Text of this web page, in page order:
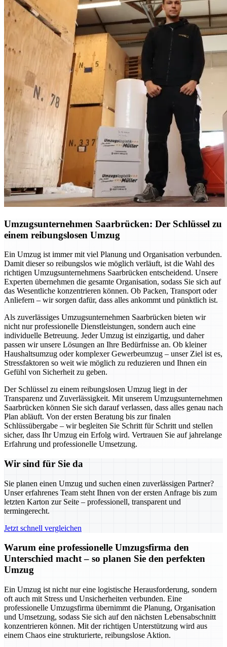
Umzugsunternehmen Saarbrücken: Der Schlüssel zu
einem reibungslosen Umzug
Ein Umzug ist immer mit viel Planung und Organisation verbunden.
Damit dieser so reibungslos wie möglich verläuft, ist die Wahl des
richtigen Umzugsunternehmens Saarbrücken entscheidend. Unsere
Experten übernehmen die gesamte Organisation, sodass Sie sich auf
das Wesentliche konzentrieren können. Ob Packen, Transport oder
Anliefern – wir sorgen dafür, dass alles ankommt und pünktlich ist.
Als zuverlässiges Umzugsunternehmen Saarbrücken bieten wir
nicht nur professionelle Dienstleistungen, sondern auch eine
individuelle Betreuung. Jeder Umzug ist einzigartig, und daher
passen wir unsere Lösungen an Ihre Bedürfnisse an. Ob kleiner
Haushaltsumzug oder komplexer Gewerbeumzug – unser Ziel ist es,
Stressfaktoren so weit wie möglich zu reduzieren und Ihnen ein
Gefühl von Sicherheit zu geben.
Der Schlüssel zu einem reibungslosen Umzug liegt in der
Transparenz und Zuverlässigkeit. Mit unserem Umzugsunternehmen
Saarbrücken können Sie sich darauf verlassen, dass alles genau nach
Plan abläuft. Von der ersten Beratung bis zur finalen
Schlüssübergabe – wir begleiten Sie Schritt für Schritt und stellen
sicher, dass Ihr Umzug ein Erfolg wird. Vertrauen Sie auf jahrelange
Erfahrung und professionelle Umsetzung.
Wir sind für Sie da
Sie planen einen Umzug und suchen einen zuverlässigen Partner?
Unser erfahrenes Team steht Ihnen von der ersten Anfrage bis zum
letzten Karton zur Seite – professionell, transparent und
termingerecht.
Jetzt schnell vergleichen
Warum eine professionelle Umzugsfirma den
Unterschied macht – so planen Sie den perfekten
Umzug
Ein Umzug ist nicht nur eine logistische Herausforderung, sondern
oft auch mit Stress und Unsicherheiten verbunden. Eine
professionelle Umzugsfirma übernimmt die Planung, Organisation
und Umsetzung, sodass Sie sich auf den nächsten Lebensabschnitt
konzentrieren können. Mit der richtigen Unterstützung wird aus
einem Chaos eine strukturierte, reibungslose Aktion.